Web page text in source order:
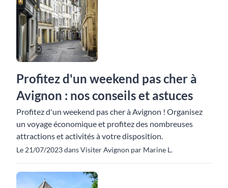
Profitez d'un weekend pas cher à
Avignon : nos conseils et astuces
Profitez d'un weekend pas cher à Avignon ! Organisez
un voyage économique et profitez des nombreuses
attractions et activités à votre disposition.
Le 21/07/2023 dans Visiter Avignon par Marine L.